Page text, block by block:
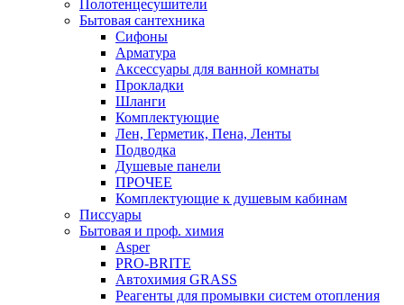
Полотенцесушители
Бытовая сантехника
Сифоны
Арматура
Аксессуары для ванной комнаты
Прокладки
Шланги
Комплектующие
Лен, Герметик, Пена, Ленты
Подводка
Душевые панели
ПРОЧЕЕ
Комплектующие к душевым кабинам
Писсуары
Бытовая и проф. химия
Asper
PRO-BRITE
Автохимия GRASS
Реагенты для промывки систем отопления